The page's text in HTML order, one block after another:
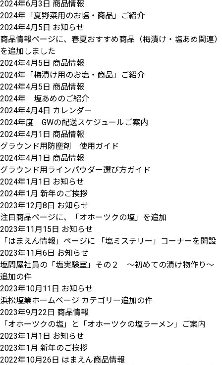
2024年6月3日 商品情報
2024年「夏野菜用のお塩・商品」ご紹介
2024年4月5日 お知らせ
商品情報ページに、春夏おすすめ商品（梅漬け・塩あめ関連）
を追加しました
2024年4月5日 商品情報
2024年「梅漬け用のお塩・商品」ご紹介
2024年4月5日 商品情報
2024年 塩あめのご紹介
2024年4月4日 カレンダー
2024年度 GWの配送スケジュールご案内
2024年4月1日 商品情報
グラウンド用防塵剤 使用ガイド
2024年4月1日 商品情報
グラウンド用ラインパウダー選び方ガイド
2024年1月1日 お知らせ
2024年1月 新年のご挨拶
2023年12月8日 お知らせ
注目商品ページに、「オホーツクの塩」を追加
2023年11月15日 お知らせ
「はまえん情報」ページに 「塩ミステリー」コーナーを開設
2023年11月6日 お知らせ
塩問屋社員の「塩実験室」その２ ～初めての漬け物作り～
追加の件
2023年10月11日 お知らせ
浜松塩業ホームページ カテゴリー追加の件
2023年9月22日 商品情報
「オホーツクの塩」と「オホーツクの塩ラーメン」ご案内
2023年1月1日 お知らせ
2023年1月 新年のご挨拶
2022年10月26日 はまえん商品情報